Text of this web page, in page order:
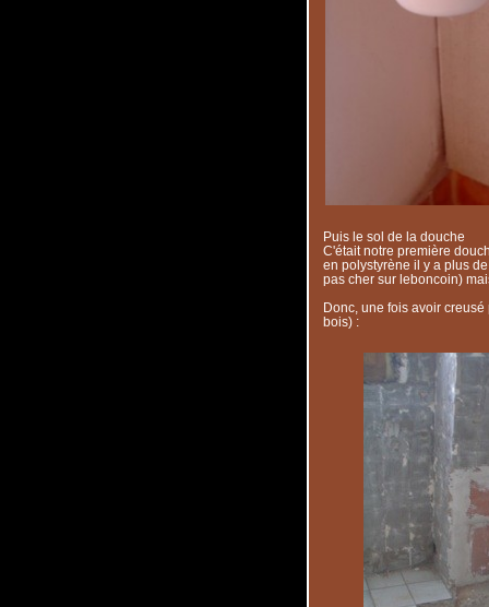
Puis le sol de la douche
C'était notre première
en polystyrène il y a plus
pas cher sur leboncoin)
Donc, une fois avoir
bois) :